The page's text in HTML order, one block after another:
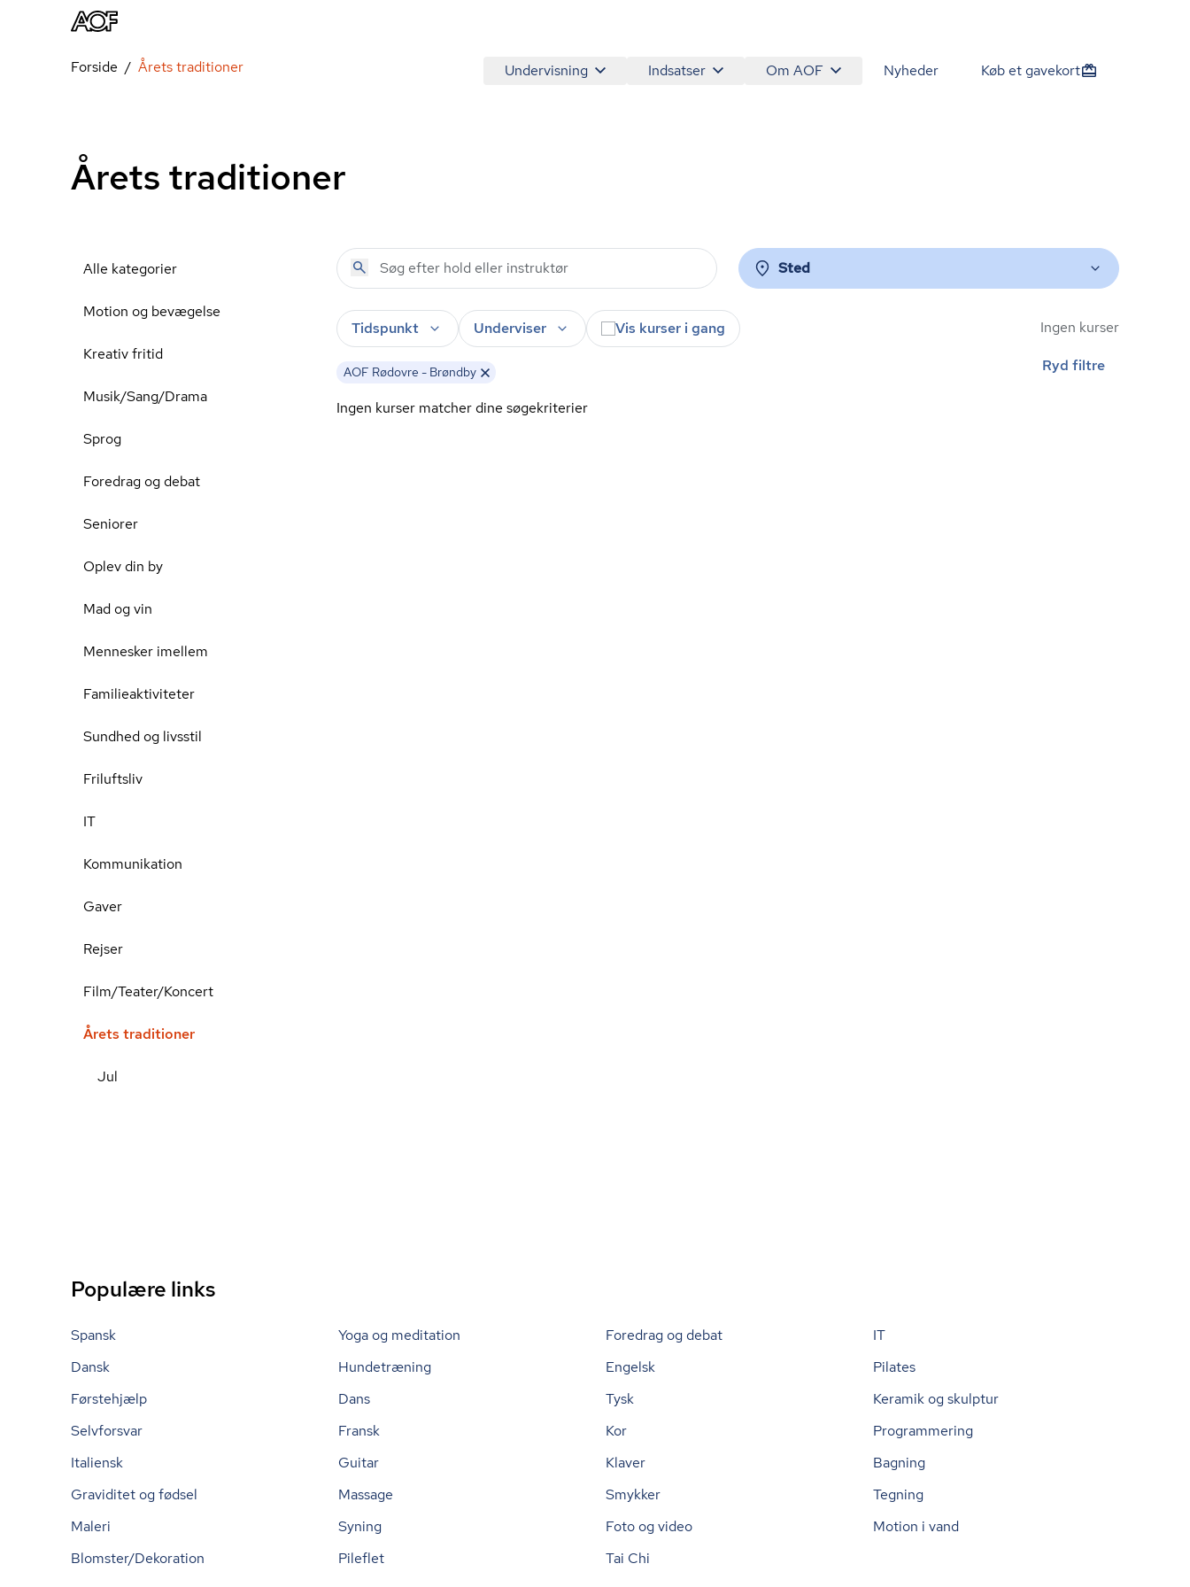
Undervisning Indsatser Om AOF Nyheder Køb et gavekort
Forside Årets traditioner
Årets traditioner
Alle kategorier
Motion og bevægelse
Kreativ fritid
Musik/Sang/Drama
Sprog
Foredrag og debat
Seniorer
Oplev din by
Mad og vin
Mennesker imellem
Familieaktiviteter
Sundhed og livsstil
Friluftsliv
IT
Kommunikation
Gaver
Rejser
Film/Teater/Koncert
Årets traditioner
Jul
Sted
Tidspunkt Underviser Vis kurser i gang
AOF Rødovre - Brøndby
Ingen kurser
Ryd filtre
Ingen kurser matcher dine søgekriterier
Populære links
Spansk Yoga og meditation Foredrag og debat
IT
Dansk
Hundetræning Engelsk
Pilates
Førstehjælp
Dans Tysk
Keramik og skulptur
Selvforsvar
Fransk Kor
Programmering
Italiensk
Guitar Klaver
Bagning
Graviditet og fødsel
Massage Smykker
Tegning
Maleri
Syning Foto og video
Motion i vand
Blomster/Dekoration
Pileflet Tai Chi